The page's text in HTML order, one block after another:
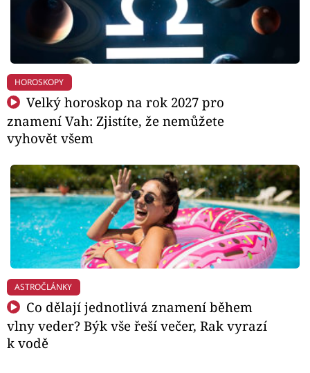
HOROSKOPY
Velký horoskop na rok 2027 pro
znamení Vah: Zjistíte, že nemůžete
vyhovět všem
ASTROČLÁNKY
Co dělají jednotlivá znamení během
vlny veder? Býk vše řeší večer, Rak vyrazí
k vodě